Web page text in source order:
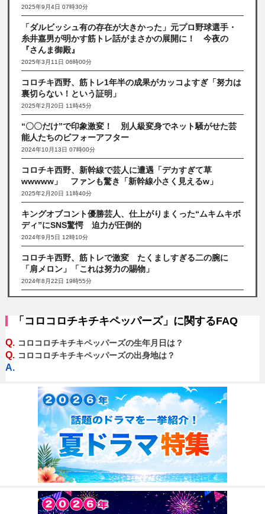
2025年9月4日 07時30分
「ダルビッシュ有の存在が大きかった」元プロ野球選手・
糸井嘉男が明かす筋トレ話がまさかの展開に！ 今夜の
『さんま御殿』
2025年3月11日 06時00分
コロチキ西野、筋トレ1年半の成果がカッコよすぎ「努力は
裏切らない！という証明」
2025年2月20日 11時45分
“〇〇だけ”で印象激変！ 別人級変身でネット騒がせた芸
能人たちのビフォーアフター
2024年10月13日 07時00分
コロチキ西野、新幹線で芸人に遭遇「デカすぎて草
wwwww」 ファンも驚き「新幹線小さく見えるw」
2025年2月20日 11時40分
キングオブコント優勝芸人、仕上がりまくった“ムキムキボ
ディ”にSNS驚愕 迫力が圧倒的
2024年9月5日 12時10分
コロチキ西野、筋トレで激変 たくましすぎる二の腕に
「肩メロン」「これは努力の賜物」
2024年8月22日 19時55分
「コロコロチキチキペッパーズ」に関するFAQ
Q. コロコロチキチキペッパーズの生年月日は？
Q. コロコロチキチキペッパーズの出身地は？
A.